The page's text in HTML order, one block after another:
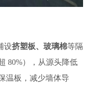
设挤塑板、玻璃棉等隔
80%），从源头降低
温板，减少墙体导